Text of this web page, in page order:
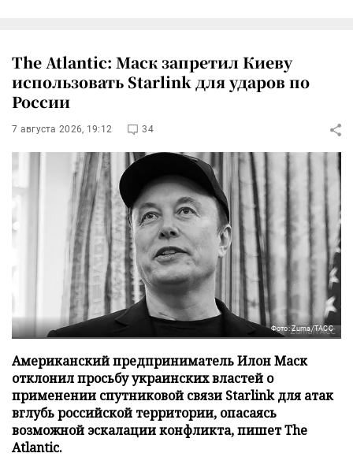
The Atlantic: Маск запретил Киеву
использовать Starlink для ударов по
России
7 августа 2026, 19:12 34
Фото: Zuma/ТАСС
Американский предприниматель Илон Маск
отклонил просьбу украинских властей о
применении спутниковой связи Starlink для атак
вглубь российской территории, опасаясь
возможной эскалации конфликта, пишет The
Atlantic.